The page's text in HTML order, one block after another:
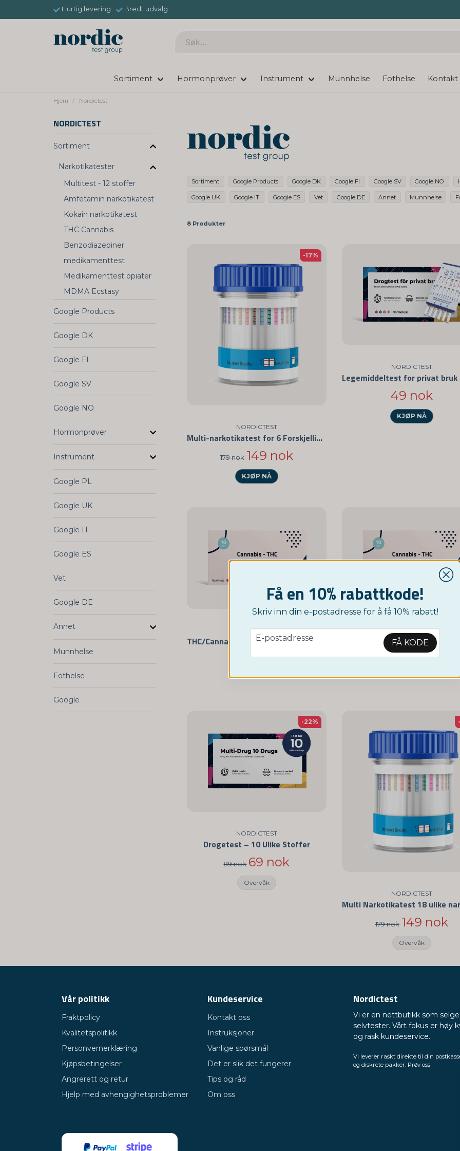
Hurtig levering Bredt udvalg
Sortiment Hormonprøver Instrument Munnhelse Fothelse Kontakt
Hjem Nordictest
NORDICTEST
Sortiment
Narkotikatester
Multitest - 12 stoffer
Amfetamin narkotikatest
Kokain narkotikatest
THC Cannabis
Benzodiazepiner
medikamenttest
Medikamenttest opiater
MDMA Ecstasy
Google Products
Google DK
Google FI
Google SV
Google NO
Hormonprøver
Instrument
Google PL
Google UK
Google IT
Google ES
Vet
Google DE
Annet
Munnhelse
Fothelse
Google
Sortiment Google Products Google DK Google FI Google SV Google NO
Google UK Google IT Google ES Vet Google DE Annet Munnhelse
8 Produkter
NORDICTEST
Multi-narkotikatest for 6 Forskjellige Stoffer
179 nok 149 nok
KJØP NÅ
-17%
NORDICTEST
49 nok
KJØP NÅ
NORDICTEST
199 nok
NORDICTEST
99 nok
NORDICTEST
Drogetest – 10 Ulike Stoffer
89 nok 69 nok
Overvåk
-22%
NORDICTEST
179 nok 149 nok
Overvåk
Få en 10% rabattkode!
Skriv inn din e-postadresse for å få 10% rabatt!
email
E-postadresse FÅ KODE
Vår politikk
Fraktpolicy
Kvalitetspolitikk
Personvernerklæring
Kjøpsbetingelser
Angrerett og retur
Hjelp med avhengighetsproblemer
Kundeservice
Kontakt oss
Instruksjoner
Vanlige spørsmål
Det er slik det fungerer
Tips og råd
Om oss
Nordictest
Vi er en nettbutikk som
selvtester. Vårt fokus er høy
og rask kundeservice.
Vi leverer raskt direkte til din
og diskrete pakker. Prøv oss!